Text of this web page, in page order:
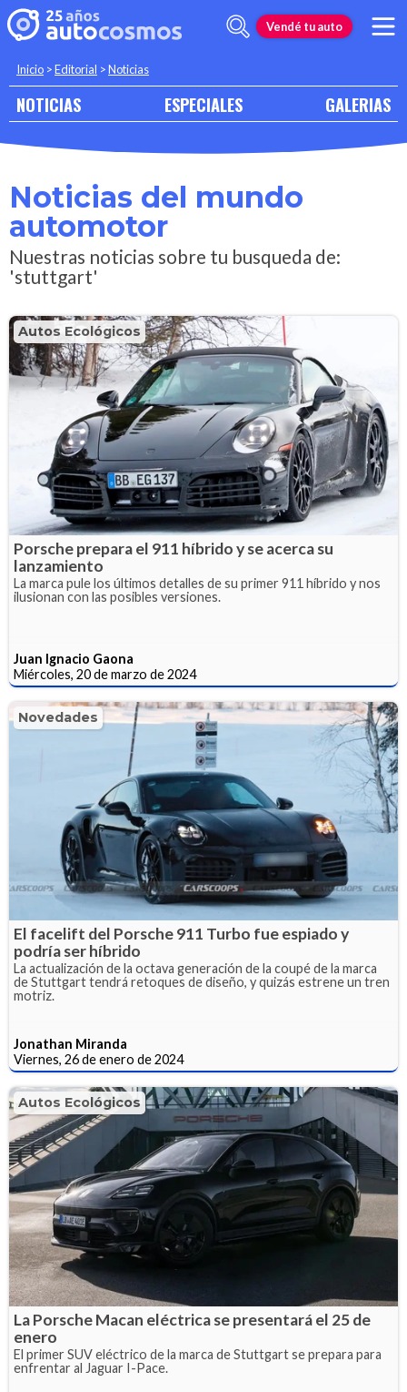
Vendé tu auto
Inicio >Editorial >Noticias
NOTICIAS ESPECIALES GALERIAS
Noticias del mundo
automotor
Nuestras noticias sobre tu busqueda de:
'stuttgart'
Autos Ecológicos
Porsche prepara el 911 híbrido y se acerca su
lanzamiento
La marca pule los últimos detalles de su primer 911 híbrido y nos
ilusionan con las posibles versiones.
Juan Ignacio Gaona
Miércoles, 20 de marzo de 2024
Novedades
El facelift del Porsche 911 Turbo fue espiado y
podría ser híbrido
La actualización de la octava generación de la coupé de la marca
de Stuttgart tendrá retoques de diseño, y quizás estrene un tren
motriz.
Jonathan Miranda
Viernes, 26 de enero de 2024
Autos Ecológicos
La Porsche Macan eléctrica se presentará el 25 de
enero
El primer SUV eléctrico de la marca de Stuttgart se prepara para
enfrentar al Jaguar I-Pace.